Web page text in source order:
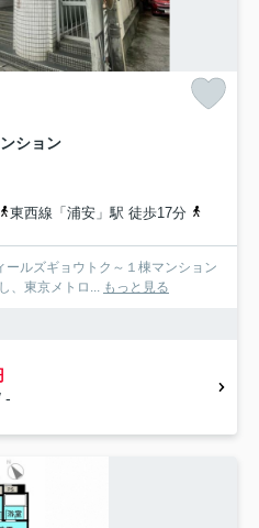
ション
東西線「浦安」駅 徒歩17分
ールズギョウトク～１棟マンション
、東京メトロ...
もっと見る
-